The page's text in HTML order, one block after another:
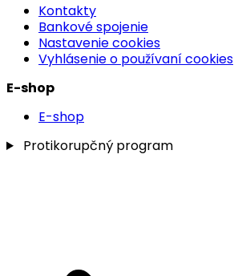
Kontakty
Bankové spojenie
Nastavenie cookies
Vyhlásenie o používaní cookies
E-shop
E-shop
Protikorupčný program